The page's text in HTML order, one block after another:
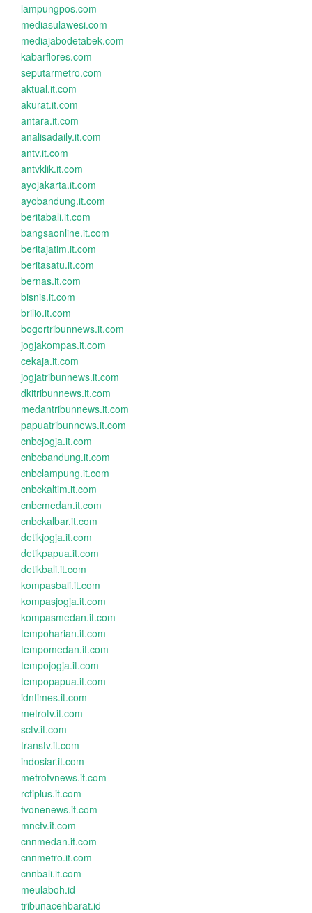
lampungpos.com
mediasulawesi.com
mediajabodetabek.com
kabarflores.com
seputarmetro.com
aktual.it.com
akurat.it.com
antara.it.com
analisadaily.it.com
antv.it.com
antvklik.it.com
ayojakarta.it.com
ayobandung.it.com
beritabali.it.com
bangsaonline.it.com
beritajatim.it.com
beritasatu.it.com
bernas.it.com
bisnis.it.com
brilio.it.com
bogortribunnews.it.com
jogjakompas.it.com
cekaja.it.com
jogjatribunnews.it.com
dkitribunnews.it.com
medantribunnews.it.com
papuatribunnews.it.com
cnbcjogja.it.com
cnbcbandung.it.com
cnbclampung.it.com
cnbckaltim.it.com
cnbcmedan.it.com
cnbckalbar.it.com
detikjogja.it.com
detikpapua.it.com
detikbali.it.com
kompasbali.it.com
kompasjogja.it.com
kompasmedan.it.com
tempoharian.it.com
tempomedan.it.com
tempojogja.it.com
tempopapua.it.com
idntimes.it.com
metrotv.it.com
sctv.it.com
transtv.it.com
indosiar.it.com
metrotvnews.it.com
rctiplus.it.com
tvonenews.it.com
mnctv.it.com
cnnmedan.it.com
cnnmetro.it.com
cnnbali.it.com
meulaboh.id
tribunacehbarat.id